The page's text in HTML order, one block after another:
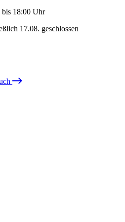
bis 18:00 Uhr
17.08. geschlossen